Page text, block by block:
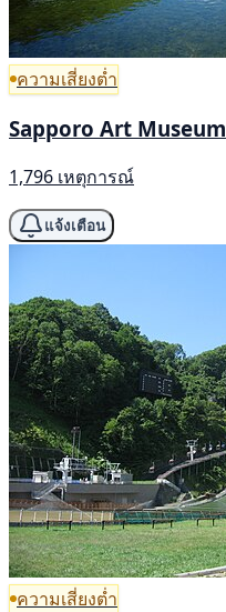
ความเสี่ยงต่ำ
Sapporo Art Museum
1,796 เหตุการณ์
แจ้งเตือน
ความเสี่ยงต่ำ